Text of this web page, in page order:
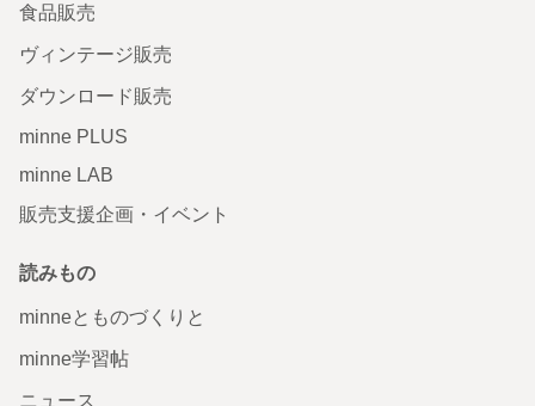
食品販売
ヴィンテージ販売
ダウンロード販売
minne PLUS
minne LAB
販売支援企画・イベント
読みもの
minneとものづくりと
minne学習帖
ニュース